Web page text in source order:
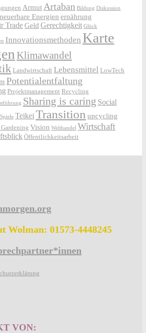
Armut Artaban Bildung Diskussion
Energien ernährung
TradeGeld Gerechtigkeit Glück
Innovationsmethoden Karte
Klimawandel
Landwirtschaft Lebensmittel LowTech
Potentialentfaltung
Projektmanagement Recycling
Sharing is caring Social
Spiele Teikei Transition upcycling
Vision Welthandel Wirtschaft
Öffentlichkeitsarbeit
Wolman: 01573-4448245
VON: